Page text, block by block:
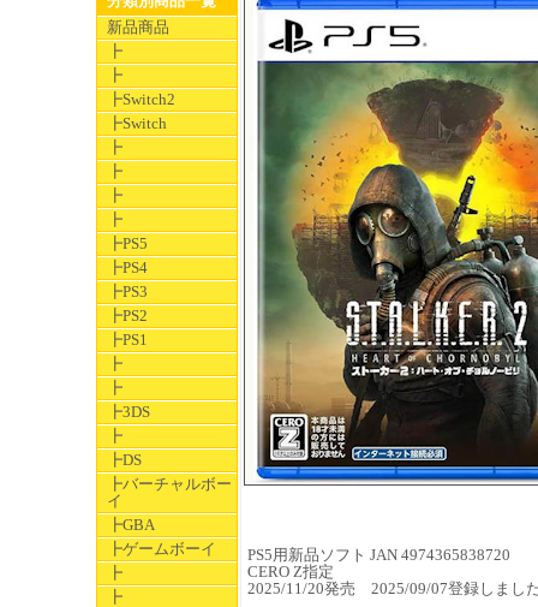
新品商品
┣
┣
┣Switch2
┣Switch
┣
┣
┣
┣
┣PS5
┣PS4
┣PS3
┣PS2
┣PS1
┣
┣
┣3DS
┣
┣DS
┣バーチャルボー
イ
┣GBA
┣ゲームボーイ
┣
┣
PS5用新品ソフト JAN 4974365838720
CERO Z指定
2025/11/20発売 2025/09/07登録しまし